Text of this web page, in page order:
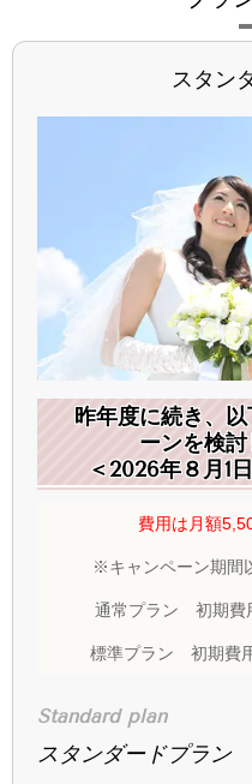
スタン
昨年度に続き、以
ーンを検討
＜2026年８月1
費用は月額
※キャンペーン期間
通常プラン 初期費
標準プラン 初期費
Standard plan
スタンダードプラン